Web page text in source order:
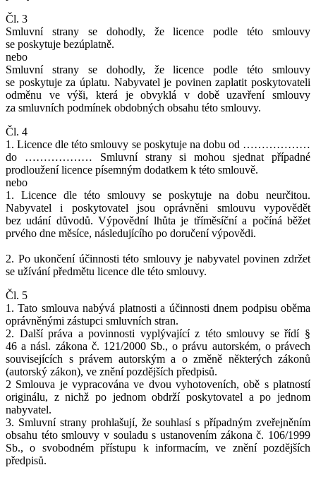
Čl. 3
Smluvní strany se dohodly, že licence podle této smlouvy
se poskytuje bezúplatně.
nebo
Smluvní strany se dohodly, že licence podle této smlouvy
se poskytuje za úplatu. Nabyvatel je povinen zaplatit poskytovateli
odměnu ve výši, která je obvyklá v době uzavření smlouvy
za smluvních podmínek obdobných obsahu této smlouvy.
Čl. 4
1. Licence dle této smlouvy se poskytuje na dobu od ………………
do ……………… Smluvní strany si mohou sjednat případné
prodloužení licence písemným dodatkem k této smlouvě.
nebo
1. Licence dle této smlouvy se poskytuje na dobu neurčitou.
Nabyvatel i poskytovatel jsou oprávněni smlouvu vypovědět
bez udání důvodů. Výpovědní lhůta je tříměsíční a počíná běžet
prvého dne měsíce, následujícího po doručení výpovědi.
2. Po ukončení účinnosti této smlouvy je nabyvatel povinen zdržet
se užívání předmětu licence dle této smlouvy.
Čl. 5
1. Tato smlouva nabývá platnosti a účinnosti dnem podpisu oběma
oprávněnými zástupci smluvních stran.
2. Další práva a povinnosti vyplývající z této smlouvy se řídí §
46 a násl. zákona č. 121/2000 Sb., o právu autorském, o právech
souvisejících s právem autorským a o změně některých zákonů
(autorský zákon), ve znění pozdějších předpisů.
2 Smlouva je vypracována ve dvou vyhotoveních, obě s platností
originálu, z nichž po jednom obdrží poskytovatel a po jednom
nabyvatel.
3. Smluvní strany prohlašují, že souhlasí s případným zveřejněním
obsahu této smlouvy v souladu s ustanovením zákona č. 106/1999
Sb., o svobodném přístupu k informacím, ve znění pozdějších
předpisů.